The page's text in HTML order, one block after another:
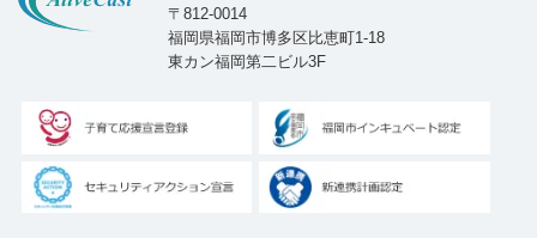
〒812-0014
福岡県福岡市博多区比恵町1-18
東カン福岡第二ビル3F